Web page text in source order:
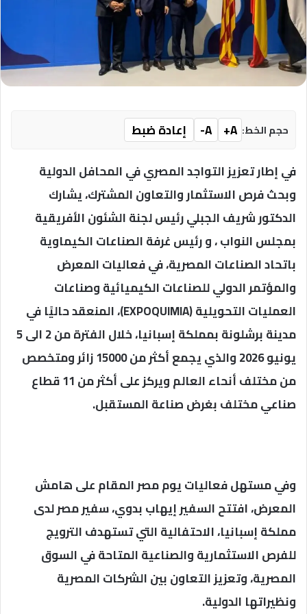
حجم الخط: A+
A-
إعادة ضبط
في إطار تعزيز التواجد المصري في المحافل الدولية
وبحث فرص الاستثمار والتعاون المشترك، يشارك
الدكتور شريف الجبلي رئيس لجنة الشئون الأفريقية
بمجلس النواب ، و رئيس غرفة الصناعات الكيماوية
باتحاد الصناعات المصرية، في فعاليات المعرض
والمؤتمر الدولي للصناعات الكيميائية وصناعات
العمليات التحويلية (EXPOQUIMIA)، المنعقد حاليًا في
مدينة برشلونة بمملكة إسبانيا، خلال الفترة من 2 الى 5
يونيو 2026 والذي يجمع أكثر من 15000 زائر ومتخصص
من مختلف أنحاء العالم ويركز على أكثر من 11 قطاع
صناعي مختلف بغرض صناعة المستقبل.
وفي مستهل فعاليات يوم مصر المقام على هامش
المعرض، افتتح السفير إيهاب بدوي، سفير مصر لدى
مملكة إسبانيا، الاحتفالية التي تستهدف الترويج
للفرص الاستثمارية والصناعية المتاحة في السوق
المصرية، وتعزيز التعاون بين الشركات المصرية
ونظيراتها الدولية.